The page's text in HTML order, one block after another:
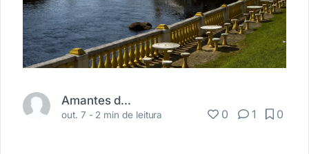
Amantes da Ferrovia
out. 7 - 2 min de leitura 0 1 0